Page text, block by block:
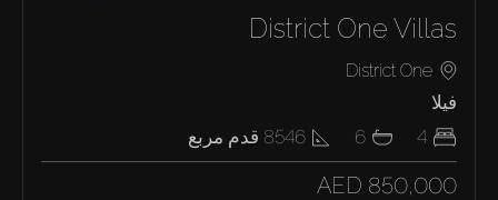
District One Villas
District One
فيلا
4
6
8546 قدم مربع
AED 850,000